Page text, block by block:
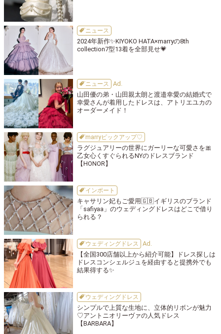
ニュース
2024年新作✨KIYOKO HATA×marryの8th
collection7型13着を全部見せ💗
ニュース
山田優の弟・山田親太朗と渡邉幸愛の結婚式で
幸愛さんが着用したドレスは、アトリエユカの
オーダーメイド！
marryピックアップ♡
ラグジュアリーの世界にガーリーな可愛さを🎀
乙女心くすぐられるNYのドレスブランド
【HONOR】
インポート
キャサリン妃もご愛用🇬🇧イギリスのブランド
「safiyaa」のウェディングドレスはどこで借り
られる？
ウェディングドレス
【全国300店舗以上から紹介可能】ドレス探しは
ドレスコンシェルジュを経由すると提携外でも
結果得する✨
ウェディングドレス
シンプルで上質な生地に、立体的リボンが魅力
♡アントニオリーヴァの人気ドレス
【BARBARA】